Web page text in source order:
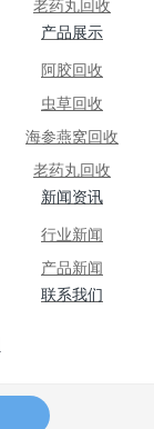
老药丸回收
产品展示
阿胶回收
虫草回收
海参燕窝回收
老药丸回收
新闻资讯
行业新闻
产品新闻
联系我们